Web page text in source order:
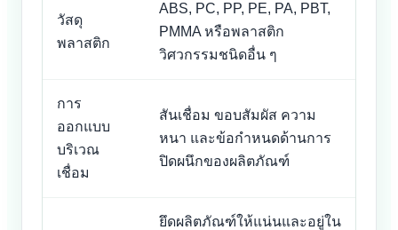
วัสดุ
พลาสติก
ABS, PC, PP, PE, PA, PBT,
PMMA หรือพลาสติก
วิศวกรรมชนิดอื่น ๆ
การ
ออกแบบ
บริเวณ
เชื่อม
สันเชื่อม ขอบสัมผัส ความ
หนา และข้อกำหนดด้านการ
ปิดผนึกของผลิตภัณฑ์
ยึดผลิตภัณฑ์ให้แน่นและอยู่ใน